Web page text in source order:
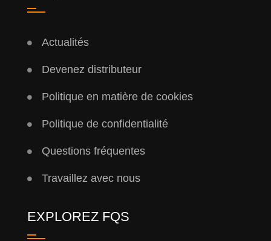
Actualités
Devenez distributeur
Politique en matière de cookies
Politique de confidentialité
Questions fréquentes
Travaillez avec nous
EXPLOREZ FQS